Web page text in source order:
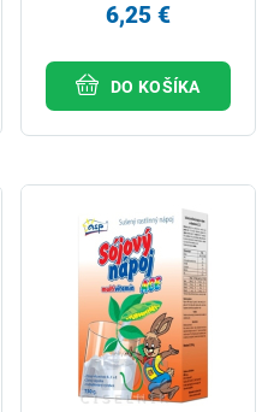
6,25 €
DO KOŠÍKA